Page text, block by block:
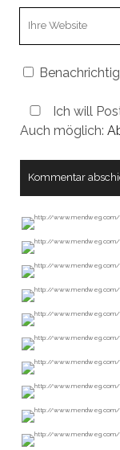
Ich will
Auch möglich: